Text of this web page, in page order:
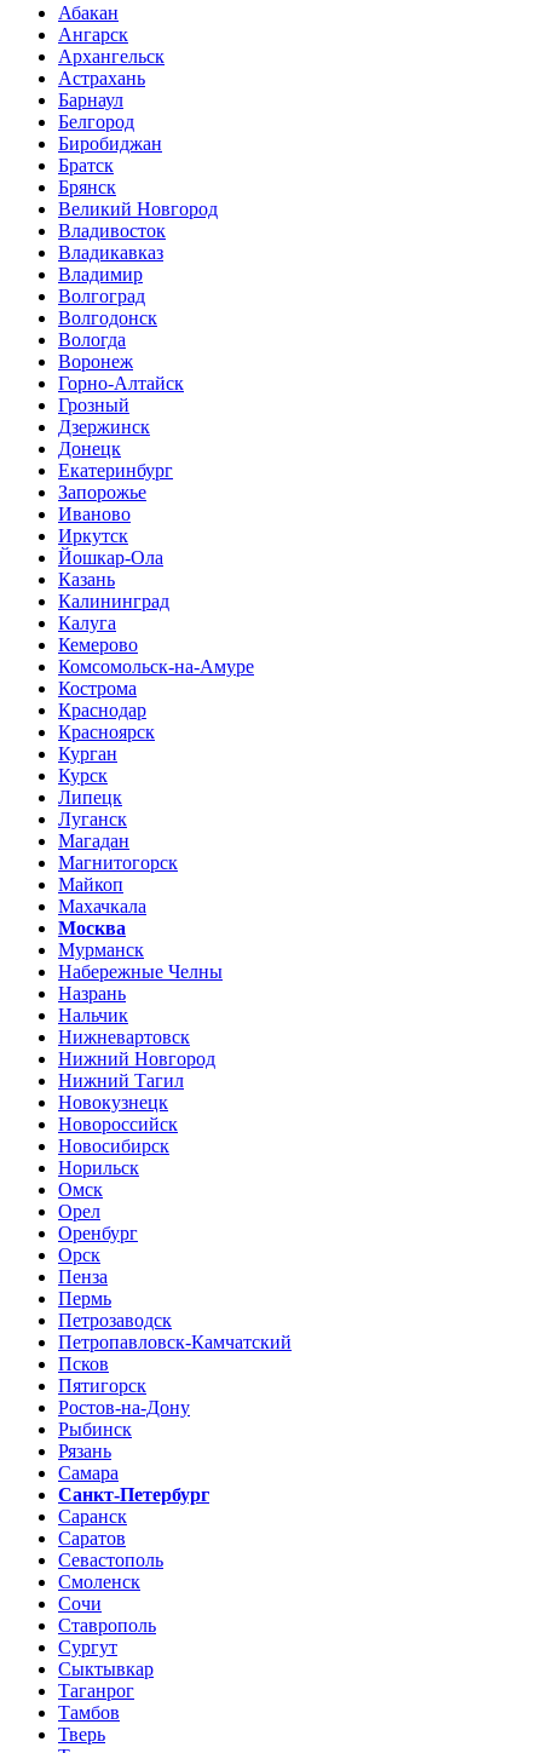
Абакан
Ангарск
Архангельск
Астрахань
Барнаул
Белгород
Биробиджан
Братск
Брянск
Великий Новгород
Владивосток
Владикавказ
Владимир
Волгоград
Волгодонск
Вологда
Воронеж
Горно-Алтайск
Грозный
Дзержинск
Донецк
Екатеринбург
Запорожье
Иваново
Иркутск
Йошкар-Ола
Казань
Калининград
Калуга
Кемерово
Комсомольск-на-Амуре
Кострома
Краснодар
Красноярск
Курган
Курск
Липецк
Луганск
Магадан
Магнитогорск
Майкоп
Махачкала
Москва
Мурманск
Набережные Челны
Назрань
Нальчик
Нижневартовск
Нижний Новгород
Нижний Тагил
Новокузнецк
Новороссийск
Новосибирск
Норильск
Омск
Орел
Оренбург
Орск
Пенза
Пермь
Петрозаводск
Петропавловск-Камчатский
Псков
Пятигорск
Ростов-на-Дону
Рыбинск
Рязань
Самара
Санкт-Петербург
Саранск
Саратов
Севастополь
Смоленск
Сочи
Ставрополь
Сургут
Сыктывкар
Таганрог
Тамбов
Тверь